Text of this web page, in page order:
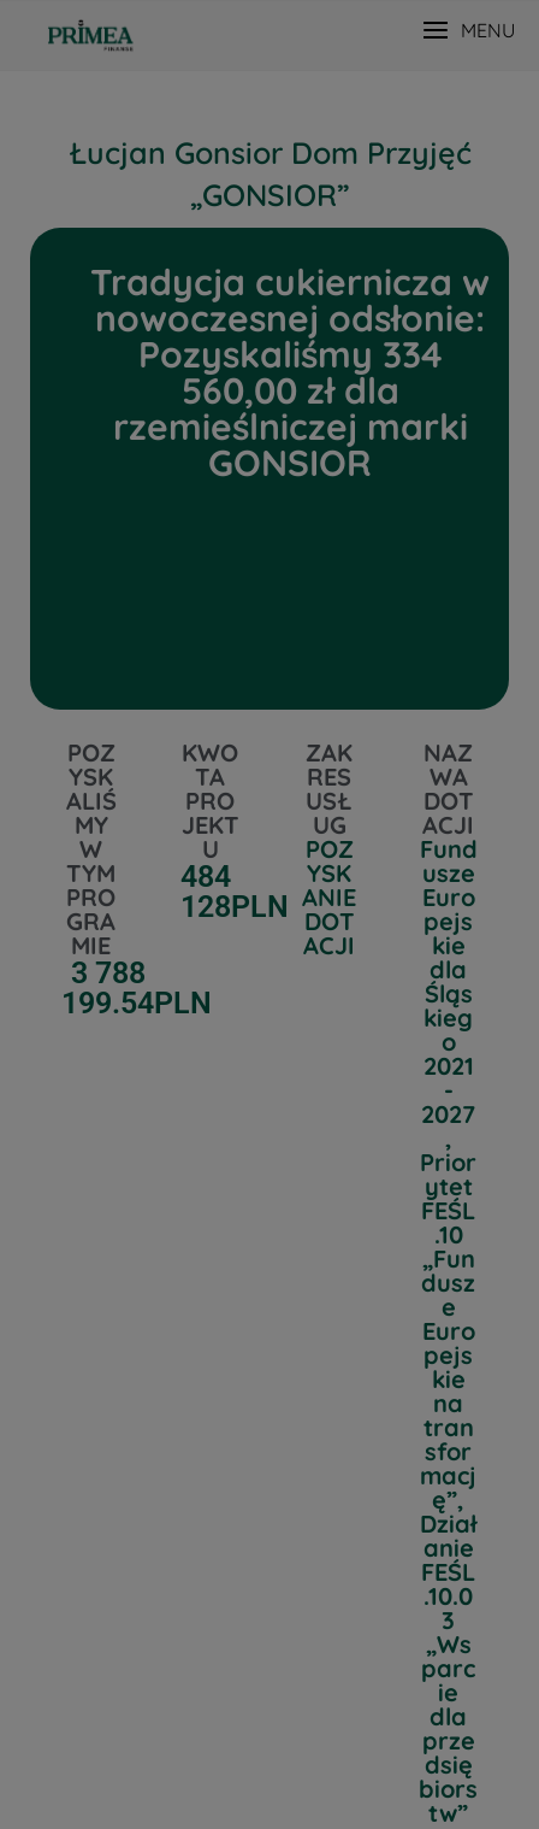
MENU
Łucjan Gonsior Dom Przyjęć
„GONSIOR”
Tradycja cukiernicza w
nowoczesnej odsłonie:
Pozyskaliśmy 334
560,00 zł dla
rzemieślniczej marki
GONSIOR
POZ
YSK
ALIŚ
MY
W
TYM
PRO
GRA
MIE
3 788
199.54PLN
KWO
TA
PRO
JEKT
U
484
128PLN
ZAK
RES
USŁ
UG
POZ
YSK
ANIE
DOT
ACJI
NAZ
WA
DOT
ACJI
Fund
usze
Euro
pejs
kie
dla
Śląs
kieg
o
2021
-
2027
,
Prior
ytet
FEŚL
.10
„Fun
dusz
e
Euro
pejs
kie
na
tran
sfor
macj
ę”,
Dział
anie
FEŚL
.10.0
3
„Ws
parc
ie
dla
prze
dsię
biors
tw”